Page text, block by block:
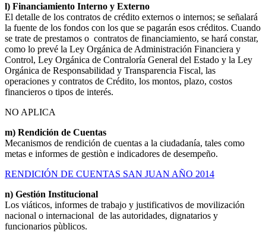
l) Financiamiento Interno y Externo
El detalle de los contratos de crédito externos o internos; se señalará
la fuente de los fondos con los que se pagarán esos créditos. Cuando
se trate de prestamos o contratos de financiamiento, se hará constar,
como lo prevé la Ley Orgánica de Administración Financiera y
Control, Ley Orgánica de Contraloría General del Estado y la Ley
Orgánica de Responsabilidad y Transparencia Fiscal, las
operaciones y contratos de Crédito, los montos, plazo, costos
financieros o tipos de interés.
NO APLICA
m) Rendición de Cuentas
Mecanismos de rendición de cuentas a la ciudadanía, tales como
metas e informes de gestiòn e indicadores de desempeño.
RENDICIÓN DE CUENTAS SAN JUAN AÑO 2014
n) Gestión Institucional
Los viáticos, informes de trabajo y justificativos de movilización
nacional o internacional de las autoridades, dignatarios y
funcionarios pùblicos.